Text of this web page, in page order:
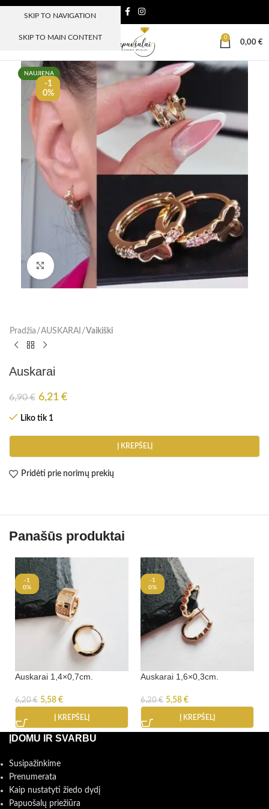
SKIP TO NAVIGATION
SKIP TO MAIN CONTENT
MENIU
0
0,00 €
-1
0%
NAUJIENA
Paspauskite, kad padidinti
Pradžia AUSKARAI Vaikiški
Auskarai
6,90€ 6,21 €
Liko tik 1
Į KREPŠELĮ
Pridėti prie norimų prekių
Panašūs produktai
-1
0%
Auskarai 1,4×0,7cm.
6,20€ 5,58 €
Į KREPŠELĮ
-1
0%
Auskarai 1,6×0,3cm.
6,20€ 5,58 €
Į KREPŠELĮ
ĮDOMU IR SVARBU
Susipažinkime
Prenumerata
Kaip nustatyti žiedo dydį
Papuošalų priežiūra